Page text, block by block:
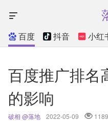
百度 抖音 小红
百度推广排名
的影响
破相 @落地 2022-05-09 1189